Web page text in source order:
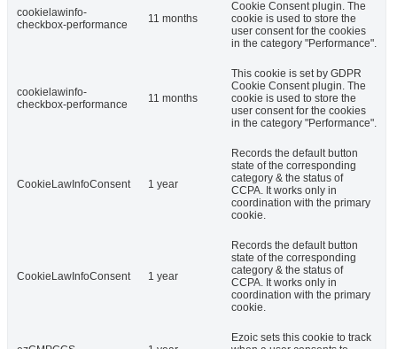
cookielawinfo-
checkbox-performance
11 months
Cookie Consent plugin. The
cookie is used to store the
user consent for the cookies
in the category "Performance".
cookielawinfo-
checkbox-performance
11 months
This cookie is set by GDPR
Cookie Consent plugin. The
cookie is used to store the
user consent for the cookies
in the category "Performance".
CookieLawInfoConsent 1 year
Records the default button
state of the corresponding
category & the status of
CCPA. It works only in
coordination with the primary
cookie.
CookieLawInfoConsent 1 year
Records the default button
state of the corresponding
category & the status of
CCPA. It works only in
coordination with the primary
cookie.
Ezoic sets this cookie to track